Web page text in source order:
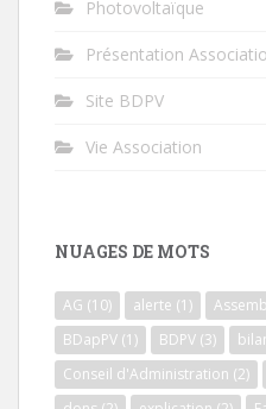
Photovoltaïque
Présentation
Site BDPV
Vie Association
NUAGES DE MOTS
AG (10) alerte (1)
BDapPV (1) BDPV (3)
Conseil d'Administration (2)